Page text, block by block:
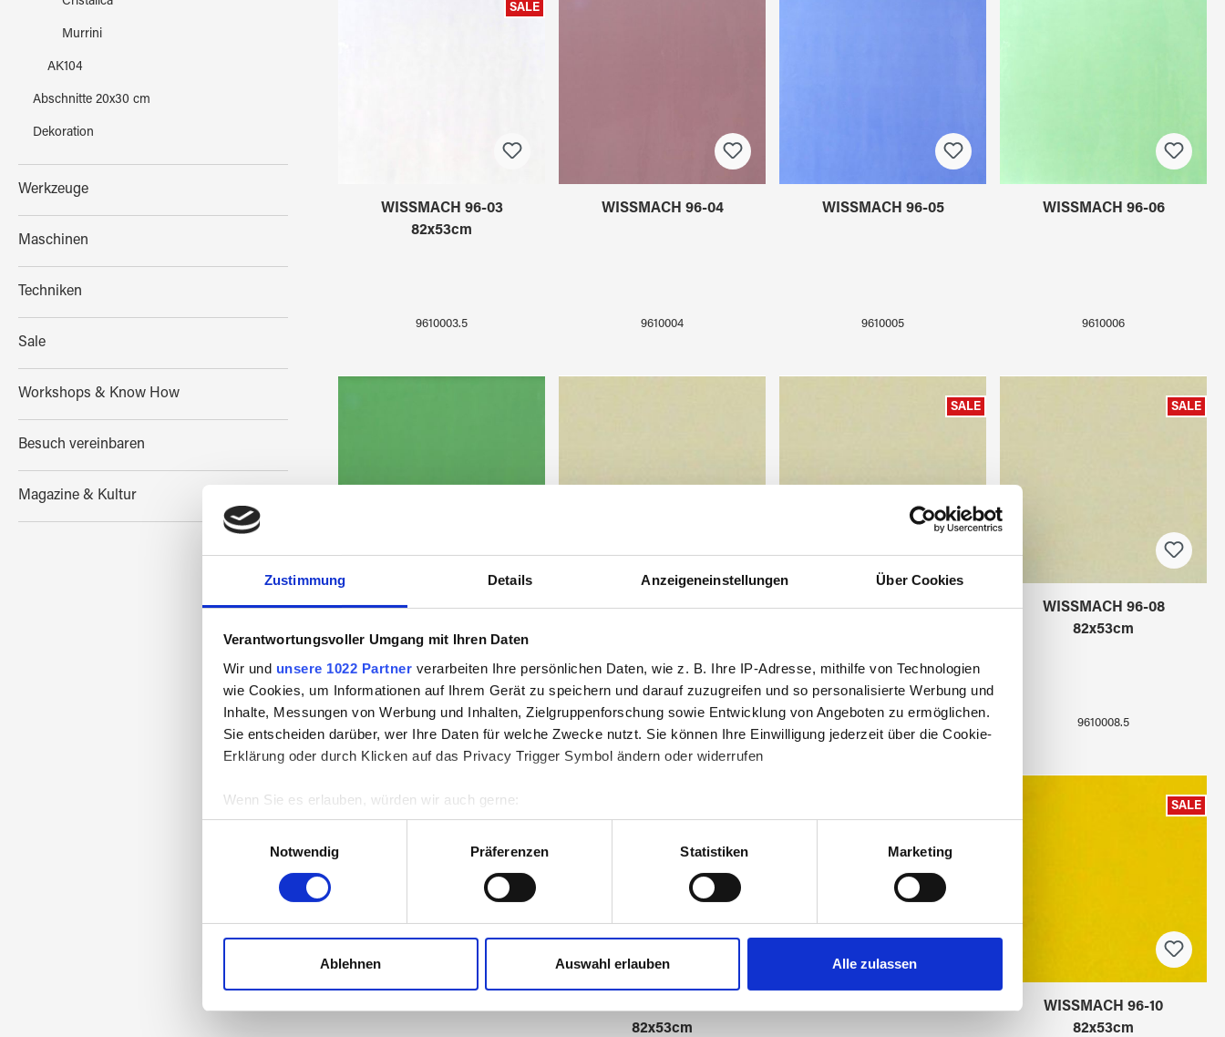
Zustimmung Details Anzeigeneinstellungen Über Cookies
Verantwortungsvoller Umgang mit Ihren Daten
Wir und unsere 1022 Partner verarbeiten Ihre persönlichen Daten, wie z. B. Ihre IP-Adresse, mithilfe von Technologien
wie Cookies, um Informationen auf Ihrem Gerät zu speichern und darauf zuzugreifen und so personalisierte Werbung und
Inhalte, Messungen von Werbung und Inhalten, Zielgruppenforschung sowie Entwicklung von Angeboten zu ermöglichen.
Sie entscheiden darüber, wer Ihre Daten für welche Zwecke nutzt. Sie können Ihre Einwilligung jederzeit über die Cookie-
Erklärung oder durch Klicken auf das Privacy Trigger Symbol ändern oder widerrufen
Wenn Sie es erlauben, würden wir auch gerne:
Informationen über Ihre geografische Lage erfassen, welche bis auf einige Meter genau sein können
Ihr Gerät durch aktives Scannen nach bestimmten Merkmalen (Fingerprinting) identifizieren
Erfahren Sie mehr darüber, wie Ihre persönlichen Daten verarbeitet werden, und legen Sie Ihre Präferenzen imAbschnitt
Einzelheitenfest.
Wir verwenden Cookies, um Inhalte und Anzeigen zu personalisieren, Funktionen für soziale Medien anbieten zu können
und die Zugriffe auf unsere Website zu analysieren. Außerdem geben wir Informationen zu Ihrer Verwendung unserer
Notwendig
Präferenzen Statistiken Marketing
Ablehnen Auswahl erlauben Alle zulassen
Murrini
AK104
Abschnitte 20x30 cm
Dekoration
Werkzeuge
Maschinen
Techniken
Sale
Workshops & Know How
Besuch vereinbaren
Magazine & Kultur
SALE
WISSMACH 96-03
82x53cm
9610003.5
WISSMACH 96-04
9610004
WISSMACH 96-05
9610005
WISSMACH 96-06
9610006
WISSMACH 96-07
9610007
WISSMACH 96-08
9610008
SALE
WISSMACH 96-08
SALE
WISSMACH 96-08
82x53cm
9610008.5
82x53cm
SALE
WISSMACH 96-10
82x53cm